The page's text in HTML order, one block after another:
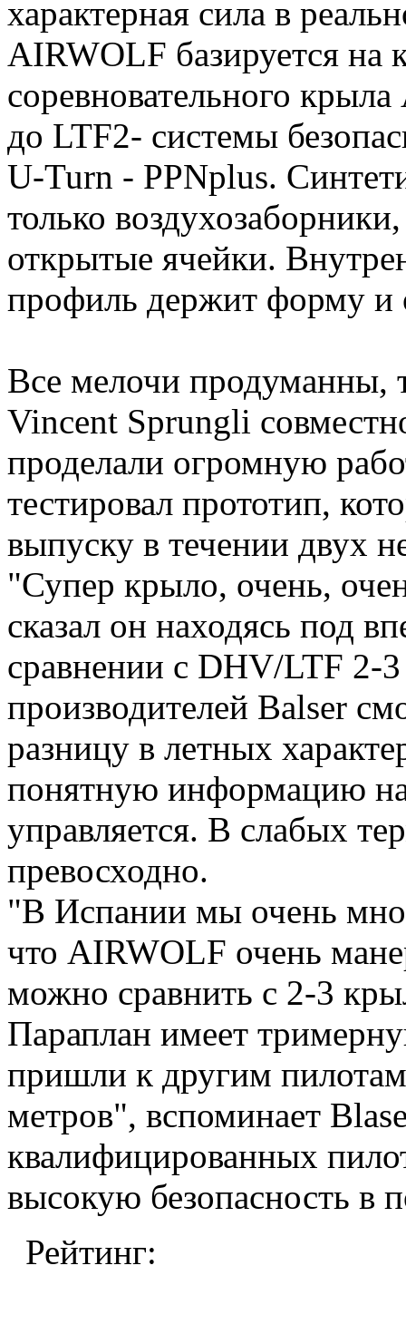
характерная сила в
AIRWOLF базируется на
соревновательного
до LTF2- системы
U-Turn - PPNplus.
только
открытые ячейки.
профиль держит форму и
Все мелочи продуманны,
Vincent Sprungli
проделали огромную
тестировал прототип,
выпуску в течении двух
"Супер крыло, очень,
сказал он находясь под
сравнении с DHV/LTF 2-
производителей Balser
разницу в летных
понятную информацию
управляется. В слабых
превосходно.
"В Испании мы очень
что AIRWOLF очень
можно сравнить с 2-3
Параплан имеет
пришли к другим
метров", вспоминает
квалифицированных
высокую безопасность в
Рейтинг: